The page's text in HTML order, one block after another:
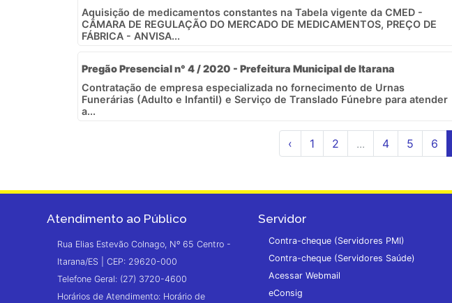
Aquisição de medicamentos constantes na Tabela vigente da CMED -
CÂMARA DE REGULAÇÃO DO MERCADO DE MEDICAMENTOS, PREÇO DE
FÁBRICA - ANVISA...
Pregão Presencial n° 4 / 2020 - Prefeitura Municipal de Itarana
Contratação de empresa especializada no fornecimento de Urnas
Funerárias (Adulto e Infantil) e Serviço de Translado Fúnebre para atender
a...
‹ 1 2 ... 4 5 6
Atendimento ao Público
Rua Elias Estevão Colnago, Nº 65 Centro -
Itarana/ES | CEP: 29620-000
Telefone Geral: (27) 3720-4600
Horários de Atendimento: Horário de
Servidor
Contra-cheque (Servidores PMI)
Contra-cheque (Servidores Saúde)
Acessar Webmail
eConsig